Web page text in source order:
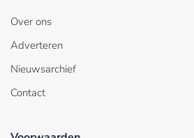
Over ons
Adverteren
Nieuwsarchief
Contact